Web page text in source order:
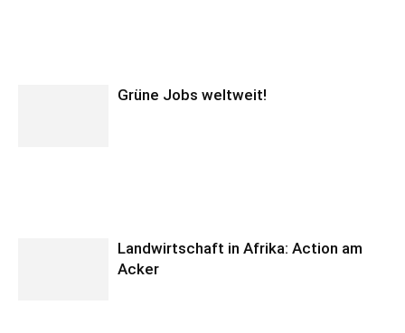
Grüne Jobs weltweit!
Landwirtschaft in Afrika: Action am
Acker